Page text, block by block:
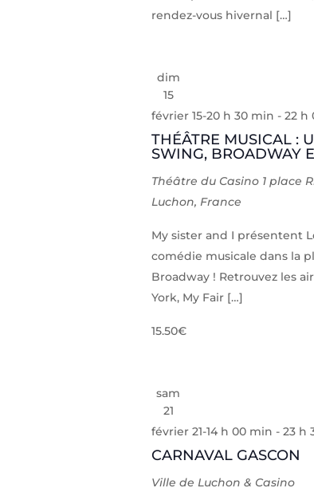
rendez-vous hivernal […]
dim
15
THÉÂTRE MUSICAL :
SWING, BROADWAY
février 15-20 h 30 min -22 h
Théâtre du Casino 1 place
Luchon, France
My sister and I présentent
comédie musicale dans la
Broadway ! Retrouvez les
York, My Fair […]
15.50€
sam
21
CARNAVAL GASCON
février 21-14 h 00 min -23 h
Ville de Luchon & Casino